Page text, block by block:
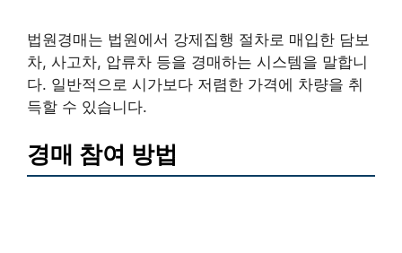
법원경매는 법원에서 강제집행 절차로 매입한 담보
차, 사고차, 압류차 등을 경매하는 시스템을 말합니
다. 일반적으로 시가보다 저렴한 가격에 차량을 취
득할 수 있습니다.
경매 참여 방법